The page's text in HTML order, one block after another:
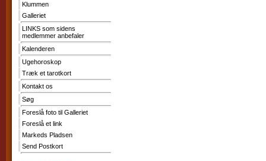
Klummen
Galleriet
LINKS som sidens
medlemmer anbefaler
Kalenderen
Ugehoroskop
Træk et tarotkort
Kontakt os
Søg
Foreslå foto til Galleriet
Foreslå et link
Markeds Pladsen
Send Postkort
Foreslå
foto
til
Galleriet
Foreslå
et
link
Markeds
Pladsen
Send
Postkort